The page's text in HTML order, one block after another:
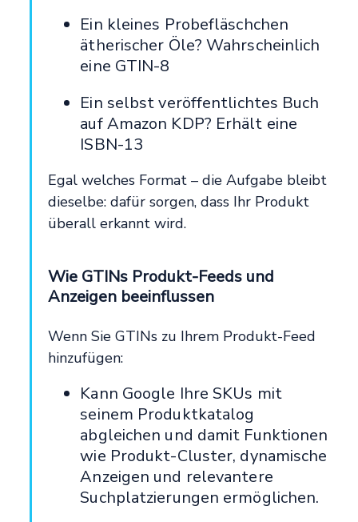
Ein kleines Probefläschchen
ätherischer Öle? Wahrscheinlich
eine GTIN-8
Ein selbst veröffentlichtes Buch
auf Amazon KDP? Erhält eine
ISBN-13
Egal welches Format – die Aufgabe bleibt
dieselbe: dafür sorgen, dass Ihr Produkt
überall erkannt wird.
Wie GTINs Produkt-Feeds und
Anzeigen beeinflussen
Wenn Sie GTINs zu Ihrem Produkt-Feed
hinzufügen:
Kann Google Ihre SKUs mit
seinem Produktkatalog
abgleichen und damit Funktionen
wie Produkt-Cluster, dynamische
Anzeigen und relevantere
Suchplatzierungen ermöglichen.